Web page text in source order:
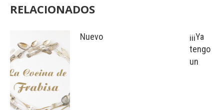
RELACIONADOS
Nuevo
¡¡¡Ya
tengo
un